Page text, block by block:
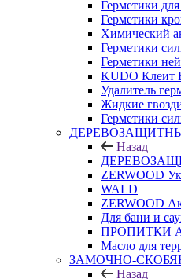
Герметики
Герметики
Химический
Герметики
Герметики
KUDO Клеит
Удалитель
Жидкие
Герметики
Назад
ZERWOOD
WALD
ZERWOOD
Для бани и
ПРОПИТКИ
Масло для
ЗАМОЧНО-
Назад